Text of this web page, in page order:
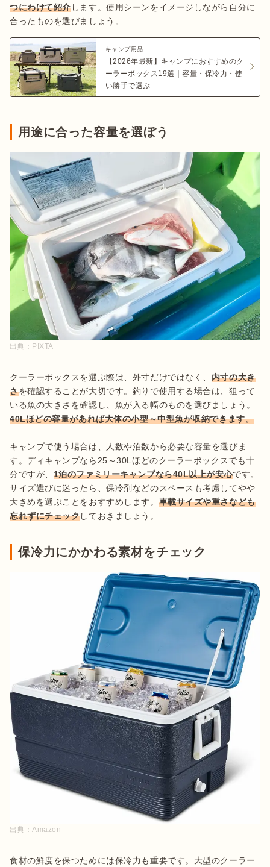
つにわけて紹介します。使用シーンをイメージしながら自分に
合ったものを選びましょう。
キャンプ用品
【2026年最新】キャンプにおすすめのク
ーラーボックス19選｜容量・保冷力・使
い勝手で選ぶ
用途に合った容量を選ぼう
出典： PIXTA
クーラーボックスを選ぶ際は、外寸だけではなく、 内寸の大き
さを確認することが大切です。釣りで使用する場合は、狙って
いる魚の大きさを確認し、魚が入る幅のものを選びましょう。
40Lほどの容量があれば大体の小型～中型魚が収納できます。
キャンプで使う場合は、人数や泊数から必要な容量を選びま
す。ディキャンプなら25～30Lほどのクーラーボックスでも十
分ですが、 1泊のファミリーキャンプなら40L以上が安心です。
サイズ選びに迷ったら、保冷剤などのスペースも考慮してやや
大きめを選ぶことをおすすめします。 車載サイズや重さなども
忘れずにチェックしておきましょう。
保冷力にかかわる素材をチェック
出典：Amazon
食材の鮮度を保つためには保冷力も重要です。大型のクーラー